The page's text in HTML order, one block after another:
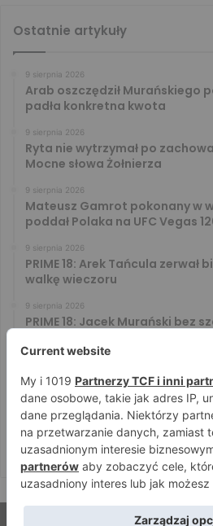
Ostatnie artykuły
9 sierpnia 2026
Arab oszczędził Murańskiego
padła konkretna kwota
9 sierpnia 2026
Ryta nie wytrzymał po
Mocne słowa Żołnierza
9 sierpnia 2026
Mateusz Gamrot pokonany w
poddał Polaka na UFC Vegas
9 sierpnia 2026
PRIME 18: Arek Tańcula zerwał
walkę wieczoru
9 sierpnia 2026
PRIME 18: Jacek Murański bez
PRIME 18: Mariusz Wach rozbity
Team zwyciężył w 3. rundzie
8 sierpnia 2026
PRIME 18: Bagieta wrócił i
2. rundzie